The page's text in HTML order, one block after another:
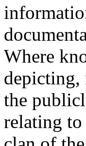
Where
depicting,
the
relating to